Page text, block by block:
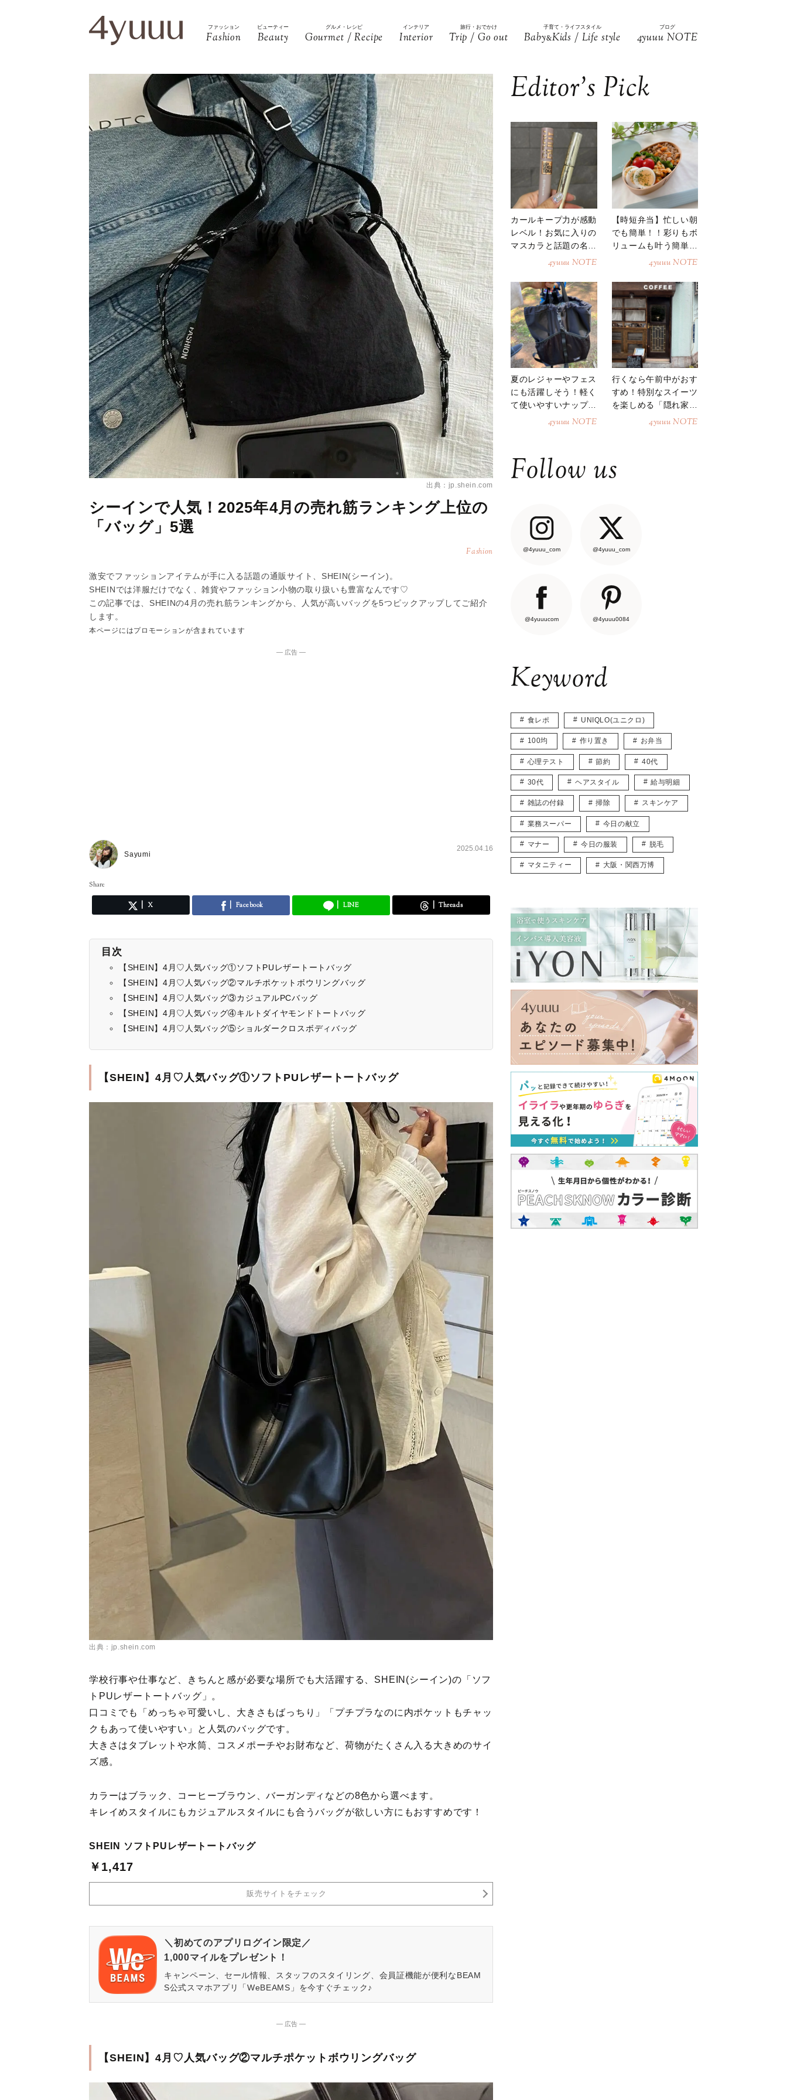
ファッション
Fashion
ビューティー
Beauty
グルメ・レシピ
Gourmet / Recipe
インテリア
Interior
旅行・おでかけ
Trip / Go out
子育て・ライフスタイル
Baby&Kids / Life style
ブログ
4yuuu NOTE
出典：jp.shein.com
シーインで人気！2025年4月の売れ筋ランキング上位の
「バッグ」5選
Fashion
激安でファッションアイテムが手に入る話題の通販サイト、SHEIN(シーイン)。
SHEINでは洋服だけでなく、雑貨やファッション小物の取り扱いも豊富なんです♡
この記事では、SHEINの4月の売れ筋ランキングから、人気が高いバッグを5つピックアップしてご紹介
します。
本ページにはプロモーションが含まれています
― 広告 ―
Sayumi
2025.04.16
Share
X Facebook LINE Threads
目次
【SHEIN】4月♡人気バッグ①ソフトPUレザートートバッグ
【SHEIN】4月♡人気バッグ②マルチポケットボウリングバッグ
【SHEIN】4月♡人気バッグ③カジュアルPCバッグ
【SHEIN】4月♡人気バッグ④キルトダイヤモンドトートバッグ
【SHEIN】4月♡人気バッグ⑤ショルダークロスボディバッグ
【SHEIN】4月♡人気バッグ①ソフトPUレザートートバッグ
出典：jp.shein.com
学校行事や仕事など、きちんと感が必要な場所でも大活躍する、SHEIN(シーイン)の「ソフ
トPUレザートートバッグ」。
口コミでも「めっちゃ可愛いし、大きさもばっちり」「プチプラなのに内ポケットもチャッ
クもあって使いやすい」と人気のバッグです。
大きさはタブレットや水筒、コスメポーチやお財布など、荷物がたくさん入る大きめのサイ
ズ感。
カラーはブラック、コーヒーブラウン、バーガンディなどの8色から選べます。
キレイめスタイルにもカジュアルスタイルにも合うバッグが欲しい方にもおすすめです！
SHEIN ソフトPUレザートートバッグ
￥1,417
販売サイトをチェック
＼初めてのアプリログイン限定／
1,000マイルをプレゼント！
キャンペーン、セール情報、スタッフのスタイリング、会員証機能が便利なBEAM
S公式スマホアプリ「WeBEAMS」を今すぐチェック♪
― 広告 ―
【SHEIN】4月♡人気バッグ②マルチポケットボウリングバッグ
Editor’s Pick
カールキープ力が感動
レベル！お気に入りの
マスカラと話題の名品
4yuuu NOTE
【時短弁当】忙しい朝
でも簡単！！彩りもボ
リュームも叶う簡単そ
4yuuu NOTE
夏のレジャーやフェス
にも活躍しそう！軽く
て使いやすいナップサ
4yuuu NOTE
行くなら午前中がおす
すめ！特別なスイーツ
を楽しめる「隠れ家カ
4yuuu NOTE
Follow us
@4yuuu_com @4yuuu_com
@4yuuucom @4yuuu0084
Keyword
食レポ UNIQLO(ユニクロ)
100均 作り置き お弁当
心理テスト 節約 40代
30代 ヘアスタイル 給与明細
雑誌の付録 掃除 スキンケア
業務スーパー 今日の献立
マナー 今日の服装 脱毛
マタニティー 大阪・関西万博